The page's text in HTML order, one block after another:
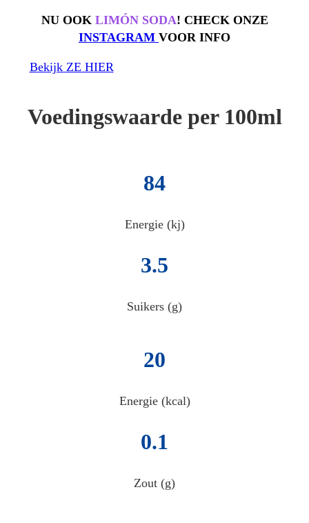
NU OOK LIMÓN SODA! CHECK ONZE
INSTAGRAM VOOR INFO
Bekijk ZE HIER
Voedingswaarde per 100ml
84
Energie (kj)
3.5
Suikers (g)
20
Energie (kcal)
0.1
Zout (g)